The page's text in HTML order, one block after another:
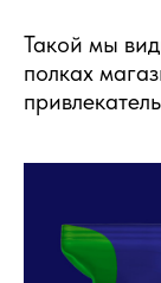
Такой мы
полках